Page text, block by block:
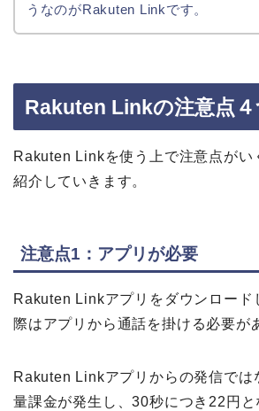
うなのがRakuten Linkです。
Rakuten Linkの注意点４
Rakuten Linkを使う上で注意点がい
紹介していきます。
注意点1：アプリが必要
Rakuten Linkアプリをダウンロード
際はアプリから通話を掛ける必要が
Rakuten Linkアプリからの発信では
量課金が発生し、30秒につき22円と